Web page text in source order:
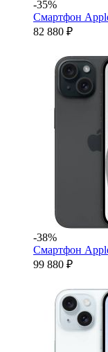
-35%
Смартфон
82 880 ₽
-38%
Смартфон
99 880 ₽